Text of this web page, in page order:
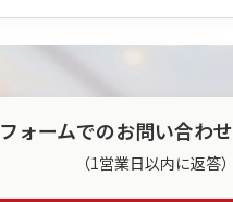
フォームでのお問い合わ
（1営業日以内に返答）